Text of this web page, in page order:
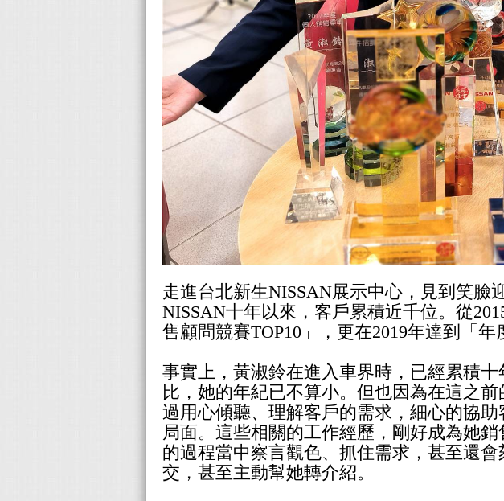
走進台北新生NISSAN展示中心，見到笑臉
NISSAN十年以來，客戶累積近千位。從
售顧問競賽TOP10」，更在2019年達到「年
事實上，黃淑鈴在進入車界時，已經累積
比，她的年紀已不算小。但也因為在這之
過用心傾聽、理解客戶的需求，細心的協
局面。這些相關的工作經歷，剛好成為她
的過程當中察言觀色、抓住需求，甚至還
交，甚至主動幫她轉介紹。